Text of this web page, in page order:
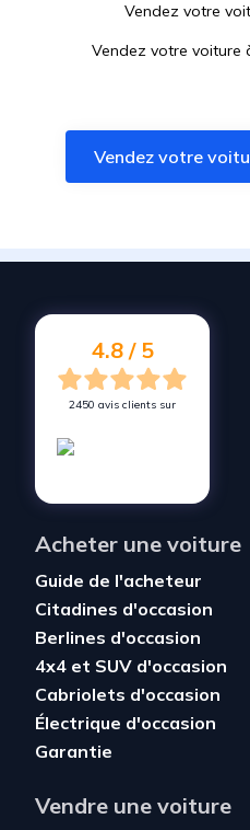
Vendez votre
Vendez votre voiture
Vendez votre
Vendez votre voiture
Vendez votre voiture
Vendez votre
4.8 / 5
2450 avis clients sur
Acheter une voiture
Guide de l'acheteur
Citadines d'occasion
Berlines d'occasion
4x4 et SUV d'occasion
Cabriolets d'occasion
Électrique d'occasion
Garantie
Vendre une voiture